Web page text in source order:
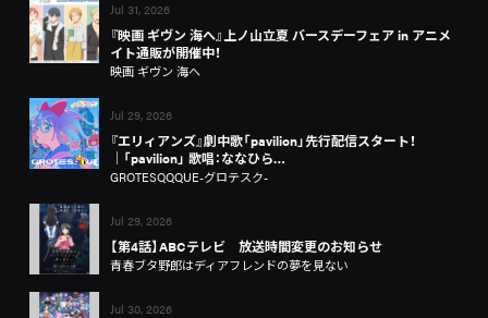
Jul 31, 2026
『映画 ギヴン 海へ』上ノ山立夏 バースデーフェア in アニメ
イト通販が開催中！
映画 ギヴン 海へ
Jul 29, 2026
『エリィアンズ』劇中歌「pavilion」先行配信スタート！
│「pavilion」 歌唱：ななひら…
GROTESQQQUE-グロテスク-
Jul 29, 2026
【第4話】ABCテレビ 放送時間変更のお知らせ
青春ブタ野郎はディアフレンドの夢を見ない
Jul 30, 2026